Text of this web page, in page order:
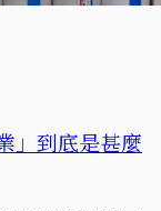
」到底是甚麼